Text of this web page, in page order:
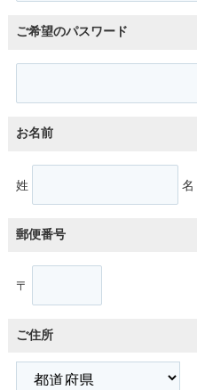
ご希望のパスワード
お名前
姓 名
郵便番号
〒
ご住所